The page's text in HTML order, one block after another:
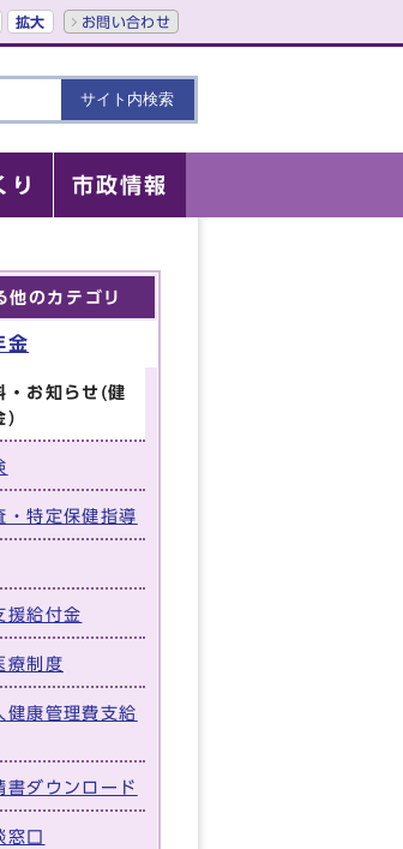
拡大 お問い合わせ
り 市政情報
他のカテゴリ
金
・お知らせ(健
)
・特定保健指導
援給付金
療制度
健康管理費支給
書ダウンロード
窓口